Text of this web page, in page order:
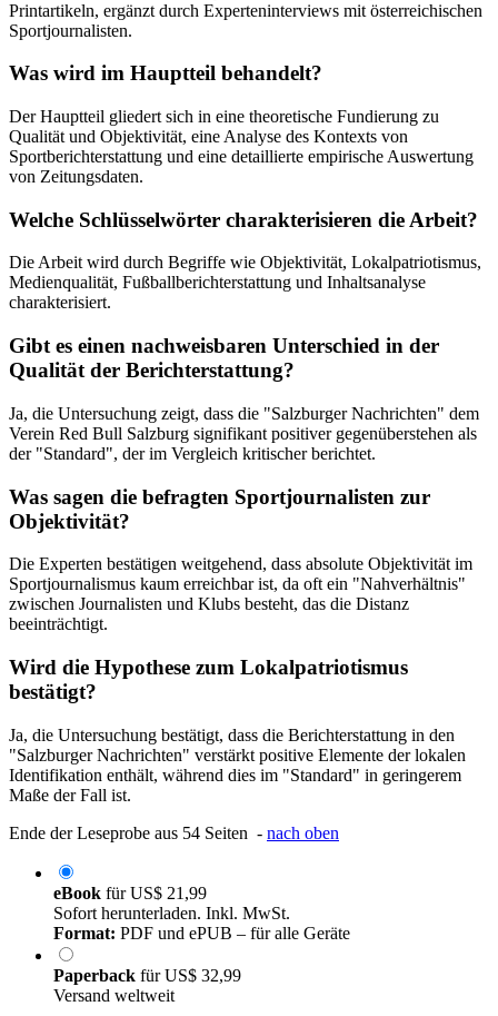
Printartikeln, ergänzt durch Experteninterviews mit österreichischen
Sportjournalisten.
Was wird im Hauptteil behandelt?
Der Hauptteil gliedert sich in eine theoretische Fundierung zu
Qualität und Objektivität, eine Analyse des Kontexts von
Sportberichterstattung und eine detaillierte empirische Auswertung
von Zeitungsdaten.
Welche Schlüsselwörter charakterisieren die Arbeit?
Die Arbeit wird durch Begriffe wie Objektivität, Lokalpatriotismus,
Medienqualität, Fußballberichterstattung und Inhaltsanalyse
charakterisiert.
Gibt es einen nachweisbaren Unterschied in der
Qualität der Berichterstattung?
Ja, die Untersuchung zeigt, dass die "Salzburger Nachrichten" dem
Verein Red Bull Salzburg signifikant positiver gegenüberstehen als
der "Standard", der im Vergleich kritischer berichtet.
Was sagen die befragten Sportjournalisten zur
Objektivität?
Die Experten bestätigen weitgehend, dass absolute Objektivität im
Sportjournalismus kaum erreichbar ist, da oft ein "Nahverhältnis"
zwischen Journalisten und Klubs besteht, das die Distanz
beeinträchtigt.
Wird die Hypothese zum Lokalpatriotismus
bestätigt?
Ja, die Untersuchung bestätigt, dass die Berichterstattung in den
"Salzburger Nachrichten" verstärkt positive Elemente der lokalen
Identifikation enthält, während dies im "Standard" in geringerem
Maße der Fall ist.
Ende der Leseprobe aus 54 Seiten - nach oben
eBook fürUS$ 21,99
Sofort herunterladen. Inkl. MwSt.
Format: PDF und ePUB – für alle Geräte
Paperback fürUS$ 32,99
Versand weltweit